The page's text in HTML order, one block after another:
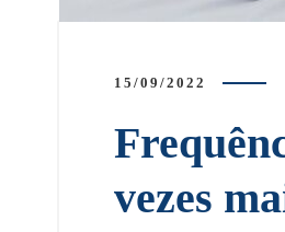
15/09/2022
vezes